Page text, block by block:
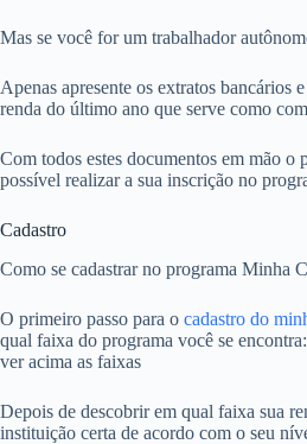
Mas se você for um trabalhador
Apenas apresente os extratos bancários
renda do último ano que serve como
Com todos estes documentos em mão o
possível realizar a sua inscrição no
Cadastro
Como se cadastrar no programa Minha
O primeiro passo para o cadastro do
qual faixa do programa você se
ver acima as faixas
Depois de descobrir em qual faixa sua
instituição certa de acordo com o seu